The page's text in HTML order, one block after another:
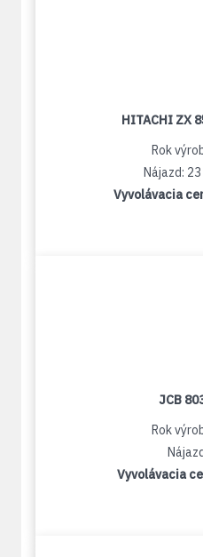
HITACHI ZX
Rok
Nájazd:
Vyvolávacia
JCB
Rok
Vyvolávacia